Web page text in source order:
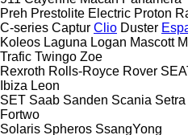
Preh Prestolite Electric Proton
C-series Captur Clio Duster
Koleos Laguna Logan Mascott
Trafic Twingo Zoe
Rexroth Rolls-Royce Rover
Ibiza Leon
SET Saab Sanden Scania Setra
Fortwo
Solaris Spheros SsangYong